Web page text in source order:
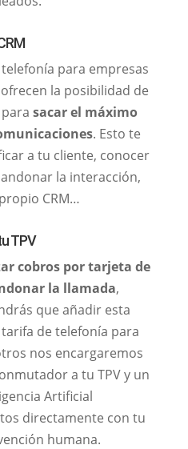
para empresas
la posibilidad de
sacar el máximo
. Esto te
a tu cliente, conocer
la interacción,
CRM…
TPV
cobros por tarjeta de
la llamada,
que añadir esta
de telefonía para
nos encargaremos
a tu TPV y un
Artificial
directamente con tu
humana.